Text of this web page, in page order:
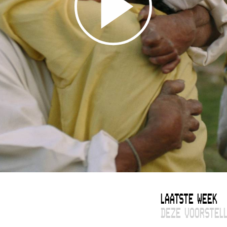
LAATSTE WEEK
DEZE